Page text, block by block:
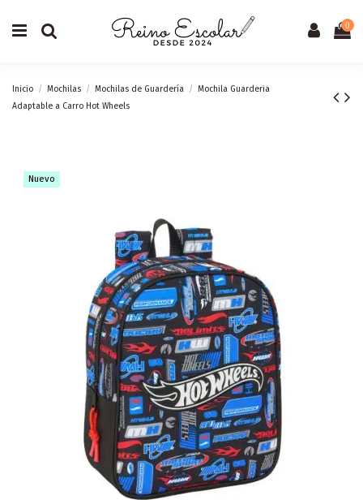
0
Inicio Mochilas Mochilas de Guardería
Mochila Guarderia
Adaptable a Carro Hot Wheels
Nuevo